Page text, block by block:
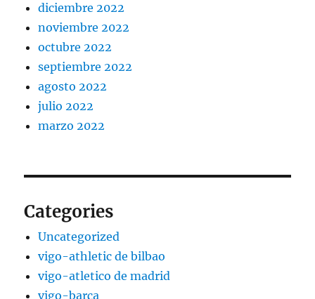
diciembre 2022
noviembre 2022
octubre 2022
septiembre 2022
agosto 2022
julio 2022
marzo 2022
Categories
Uncategorized
vigo-athletic de bilbao
vigo-atletico de madrid
vigo-barça